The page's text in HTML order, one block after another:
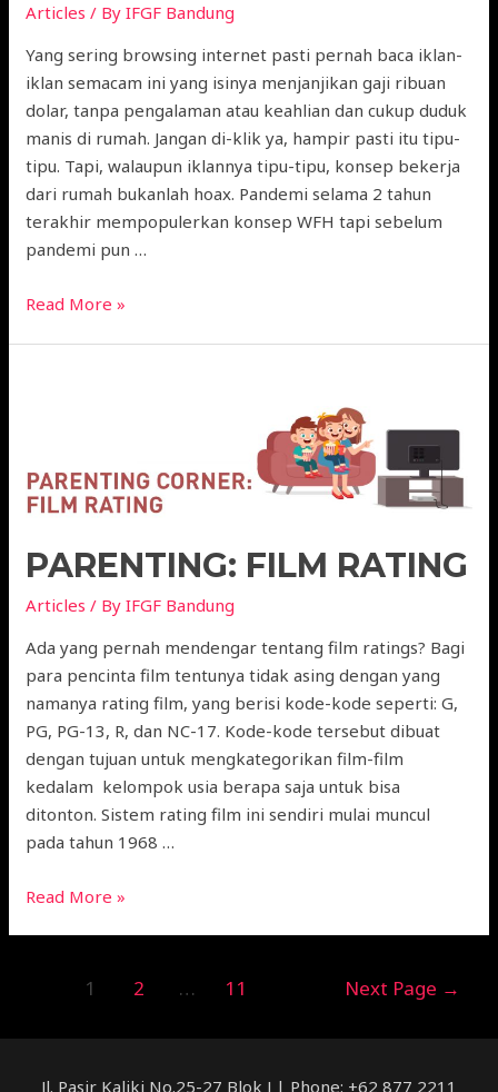
Articles / ByIFGF Bandung
Yang sering browsing internet pasti pernah baca iklan-
iklan semacam ini yang isinya menjanjikan gaji ribuan
dolar, tanpa pengalaman atau keahlian dan cukup duduk
manis di rumah. Jangan di-klik ya, hampir pasti itu tipu-
tipu. Tapi, walaupun iklannya tipu-tipu, konsep bekerja
dari rumah bukanlah hoax. Pandemi selama 2 tahun
terakhir mempopulerkan konsep WFH tapi sebelum
pandemi pun …
Read More »
PARENTING: FILM RATING
Articles / ByIFGF Bandung
Ada yang pernah mendengar tentang film ratings? Bagi
para pencinta film tentunya tidak asing dengan yang
namanya rating film, yang berisi kode-kode seperti: G,
PG, PG-13, R, dan NC-17. Kode-kode tersebut dibuat
dengan tujuan untuk mengkategorikan film-film
kedalam kelompok usia berapa saja untuk bisa
ditonton. Sistem rating film ini sendiri mulai muncul
pada tahun 1968 …
Read More »
1 2 … 11 Next Page →
Jl. Pasir Kaliki No.25-27 Blok J | Phone: +62 877 2211